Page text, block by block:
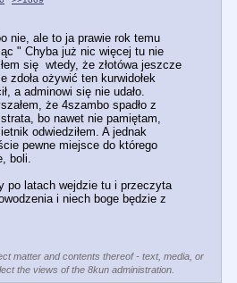
nie, ale to ja prawie rok temu
" Chyba już nic więcej tu nie
się  wtedy, że złotówa jeszcze
zdoła ożywić ten kurwidołek
a adminowi się nie udało.
że 4szambo spadło z
bo nawet nie pamiętam,
odwiedziłem. A jednak
pewne miejsce do którego
boli.
po latach wejdzie tu i przeczyta
i niech boge będzie z
matter and contents thereof - text, media, or
the views of the 8kun administration.